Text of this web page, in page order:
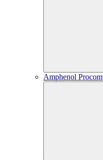
Amphenol Procom